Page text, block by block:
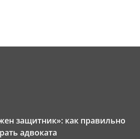
защитник»: как правильно
адвоката